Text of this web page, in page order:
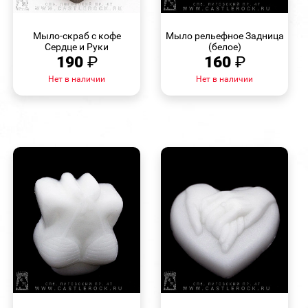
Мыло-скраб с кофе
Сердце и Руки
190 ₽
Нет в наличии
Мыло рельефное Задница
(белое)
160 ₽
Нет в наличии